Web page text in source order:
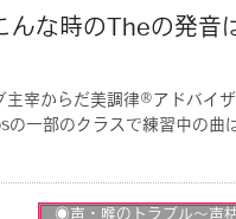
んな時のTheの発音
宰からだ美調律®︎アドバイ
一部のクラスで練習中の曲
◉声・喉のトラブル〜声